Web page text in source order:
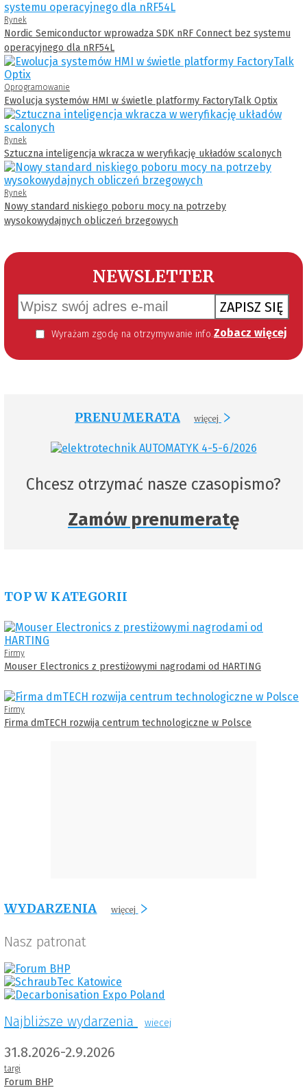
Rynek
Nordic Semiconductor wprowadza SDK nRF Connect bez systemu
operacyjnego dla nRF54L
Oprogramowanie
Ewolucja systemów HMI w świetle platformy FactoryTalk Optix
Rynek
Sztuczna inteligencja wkracza w weryfikację układów scalonych
Rynek
Nowy standard niskiego poboru mocy na potrzeby
wysokowydajnych obliczeń brzegowych
NEWSLETTER
ZAPISZ SIĘ
Wyrażam zgodę na otrzymywanie informacji handlowej kierowanej do mnie za pomocą środków komunikacji elektronicznej w szczególności poczty elektronicznej zgodnie z przepisem art. 10 ust 2 ustawy z dnia 18 lipca 2002 roku o świadczeniu usług drogą elektroniczną (Dz. U. 144 z 2002 r. poz. 1204). Zgoda jest dobrowolna, jednak jej wyrażenie jest konieczne, aby otrzymywać newsletter. Zobacz więcej
PRENUMERATA więcej
Chcesz otrzymać nasze czasopismo?
Zamów prenumeratę
TOP W KATEGORII
Firmy
Mouser Electronics z prestiżowymi nagrodami od HARTING
Firmy
Firma dmTECH rozwija centrum technologiczne w Polsce
WYDARZENIA więcej
Nasz patronat
Najbliższe wydarzenia wiecej
31.8.2026-2.9.2026
targi
Forum BHP